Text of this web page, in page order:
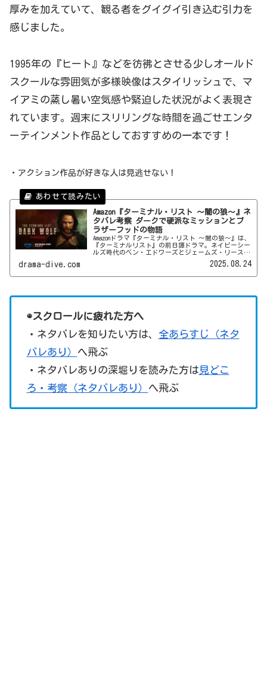
厚みを加えていて、観る者をグイグイ引き込む引力を
感じました。
1995年の『ヒート』などを彷彿とさせる少しオールド
スクールな雰囲気が多様映像はスタイリッシュで、マ
イアミの蒸し暑い空気感や緊迫した状況がよく表現さ
れています。週末にスリリングな時間を過ごせエンタ
ーテインメント作品としておすすめの一本です！
・アクション作品が好きな人は見逃せない！
Amazon『ターミナル・リスト ～闇の狼～』ネ
タバレ考察 ダークで硬派なミッションとブ
ラザーフッドの物語
Amazonドラマ『ターミナル・リスト ～闇の狼～』は、
『ターミナルリスト』の前日譚ドラマ。ネイビーシー
ルズ時代のベン・エドワーズとジェームズ・リースが
描かれる本作で何が起きるのか、ネタバレなしの感想
drama-dive.com 2025.08.24
◉スクロールに疲れた方へ
・ネタバレを知りたい方は、 全あらすじ（ネタ
バレあり） へ飛ぶ
・ネタバレありの深堀りを読みた方は見どこ
ろ・考察（ネタバレあり） へ飛ぶ